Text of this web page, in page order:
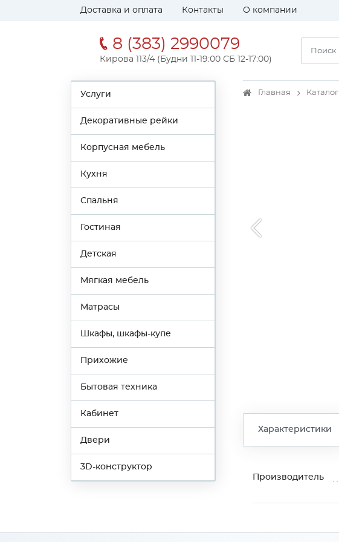
Доставка и оплата Контакты О компании
8 (383) 2990079
Кирова 113/4 (Будни 11-19:00 СБ 12-17:00)
Услуги
Декоративные рейки
Корпусная мебель
Кухня
Спальня
Гостиная
Детская
Мягкая мебель
Матрасы
Шкафы, шкафы-купе
Прихожие
Бытовая техника
Кабинет
Двери
3D-конструктор
Главная Каталог
Характеристики
Производитель